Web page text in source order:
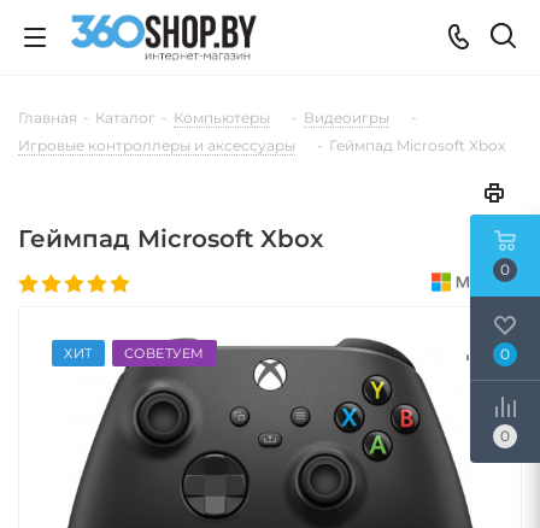
Главная - Каталог - Компьютеры - Видеоигры
-
Игровые контроллеры и аксессуары
- Геймпад Microsoft Xbox
Геймпад Microsoft Xbox
ХИТ СОВЕТУЕМ
0
0
0